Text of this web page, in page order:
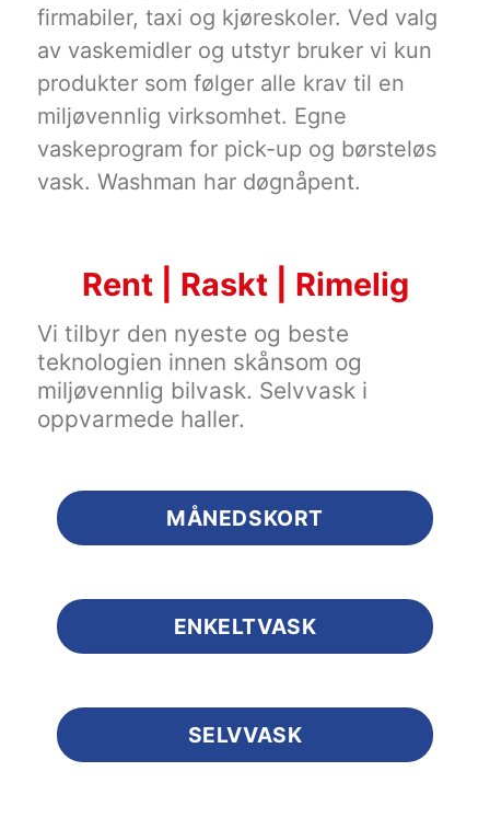
firmabiler, taxi og kjøreskoler. Ved valg
av vaskemidler og utstyr bruker vi kun
produkter som følger alle krav til en
miljøvennlig virksomhet. Egne
vaskeprogram for pick-up og børsteløs
vask. Washman har døgnåpent.
Rent | Raskt | Rimelig
Vi tilbyr den nyeste og beste
teknologien innen skånsom og
miljøvennlig bilvask. Selvvask i
oppvarmede haller.
MÅNEDSKORT
ENKELTVASK
SELVVASK